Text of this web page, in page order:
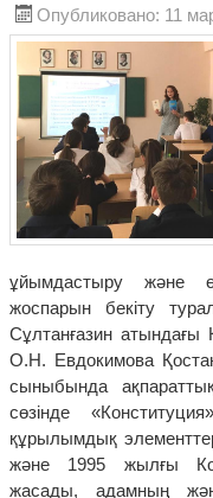
Опубликовано: 11
ұйымдастыру және
жоспарын бекіту
Сұлтанғазин
О.Н. Евдокимова
сыныбында
сөзінде
құрылымдық
және 1995 жылғы
жасады, адамның